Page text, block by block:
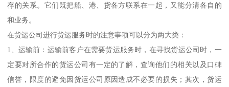
存的关系。它们既把船、港、货各方联系在一起，又能分清各自的
和业务。
在货运公司进行货运服务时的注意事项可以分为两大类：
1、运输前：运输前客户在需要货运服务时，在寻找货运公司时，一
定要对所合作的货运公司有一定的了解，查询他们的相关以及口碑
信誉，限度的避免因货运公司原因造成不必要的损失；其次，货运